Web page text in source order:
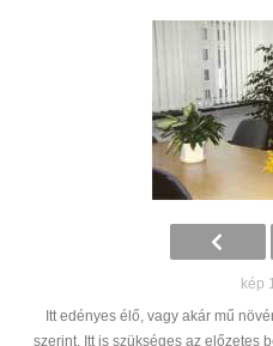
kép
Itt edényes élő, vagy akár mű
szerint. Itt is szükséges az előzetes